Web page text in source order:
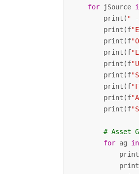
for jSource
        print(
"
        print(f
        print(f
        print(f
        print(f
        print(f
        print(f
        print(f
        print(f
# Asset
for ag in